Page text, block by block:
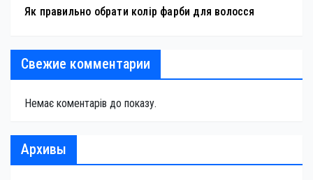
Як правильно обрати колір фарби для волосся
Свежие комментарии
Немає коментарів до показу.
Архивы